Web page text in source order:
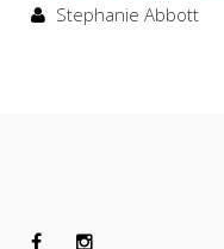
Stephanie Abbott